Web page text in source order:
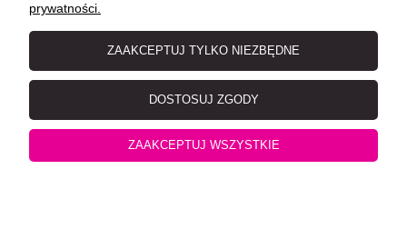
prywatności.
ZAAKCEPTUJ TYLKO NIEZBĘDNE
DOSTOSUJ ZGODY
ZAAKCEPTUJ WSZYSTKIE